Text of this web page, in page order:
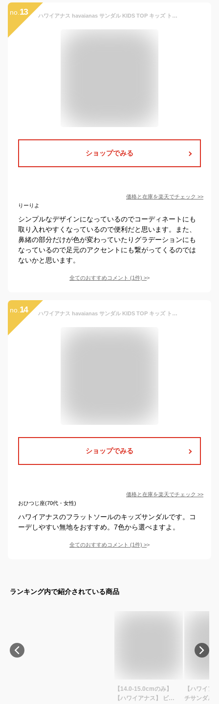
no. 13 ハワイアナス havaianas サンダル KIDS TOP キッズ トップ ビーチサンダル こども 子ども 子供用 男の子 女の子 フラットソール ^KIDS TOP【hav52-c】^[郵3]
ショップでみる
価格と在庫を楽天でチェック >>
りーりよ
シンプルなデザインになっているのでコーディネートにも
取り入れやすくなっているので便利だと思います。また、
鼻緒の部分だけが色が変わっていたりグラデーションにも
なっているので足元のアクセントにも繋がってくるのでは
ないかと思います。
全てのおすすめコメント (1件) >
no. 14 ハワイアナス havaianas サンダル KIDS TOP キッズ トップ ビーチサンダル こども 子ども 子供用 男の子 女の子 フラットソール ^KIDS TOP【hav52】^[郵3]
ショップでみる
価格と在庫を楽天でチェック >>
おひつじ座(70代・女性)
ハワイアナスのフラットソールのキッズサンダルです。コ
ーデしやすい無地をおすすめ。7色から選べますよ。
全てのおすすめコメント (1件) >
ランキング内で紹介されている商品
【14.0-15.0cmのみ】
【ハワイアナス】 ビー
【ハワイア
チサンダル